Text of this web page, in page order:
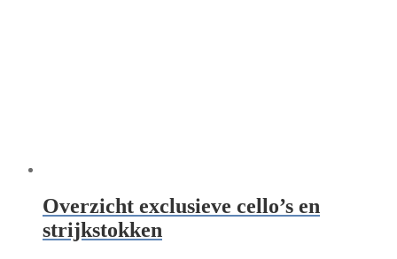
Overzicht exclusieve cello’s en
strijkstokken